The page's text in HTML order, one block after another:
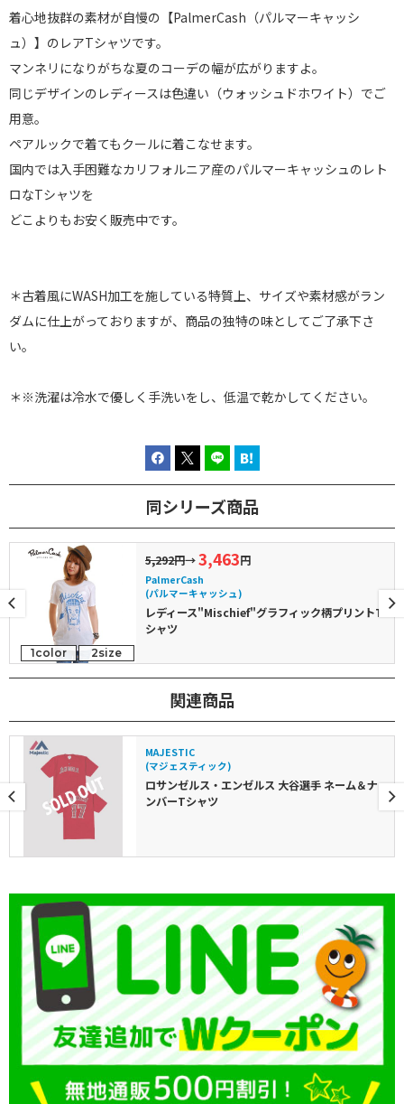
着心地抜群の素材が自慢の【PalmerCash（パルマーキャッシ
ュ）】のレアTシャツです。
マンネリになりがちな夏のコーデの幅が広がりますよ。
同じデザインのレディースは色違い（ウォッシュドホワイト）でご
用意。
ペアルックで着てもクールに着こなせます。
国内では入手困難なカリフォルニア産のパルマーキャッシュのレト
ロなTシャツを
どこよりもお安く販売中です。
＊古着風にWASH加工を施している特質上、サイズや素材感がラン
ダムに仕上がっておりますが、商品の独特の味としてご了承下さ
い。
＊※洗濯は冷水で優しく手洗いをし、低温で乾かしてください。
同シリーズ商品
1color 2size
5,292円→3,463円
PalmerCash
(パルマーキャッシュ)
レディース"Mischief"グラフィック柄プリントT
シャツ
関連商品
MAJESTIC
(マジェスティック)
ロサンゼルス・エンゼルス 大谷選手 ネーム＆ナ
ンバーTシャツ